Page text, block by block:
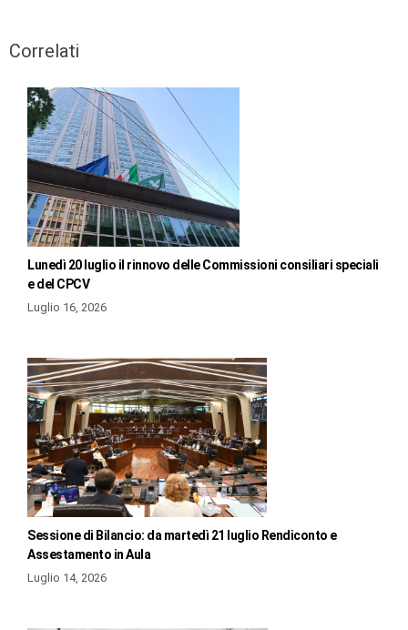
Correlati
Lunedì 20 luglio il rinnovo delle Commissioni consiliari speciali
e del CPCV
Luglio 16, 2026
Sessione di Bilancio: da martedì 21 luglio Rendiconto e
Assestamento in Aula
Luglio 14, 2026